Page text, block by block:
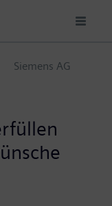
Siemens AG